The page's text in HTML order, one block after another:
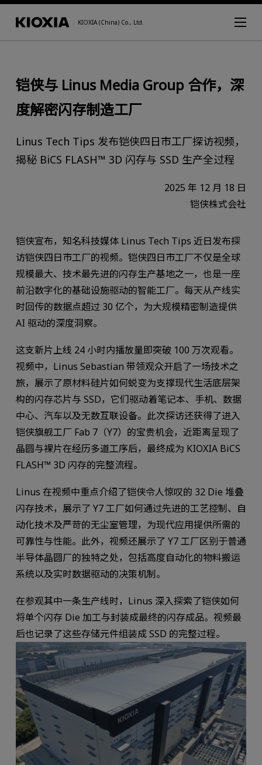
KIOXIA (China) Co., Ltd.
铠侠与 Linus Media Group 合作，深
度解密闪存制造工厂
Linus Tech Tips 发布铠侠四日市工厂探访视频，
揭秘 BiCS FLASH™ 3D 闪存与 SSD 生产全过程
2025 年 12 月 18 日
铠侠株式会社
铠侠宣布，知名科技媒体 Linus Tech Tips 近日发布探
访铠侠四日市工厂的视频。铠侠四日市工厂不仅是全球
规模最大、技术最先进的闪存生产基地之一，也是一座
前沿数字化的基础设施驱动的智能工厂。每天从产线实
时回传的数据点超过 30 亿个，为大规模精密制造提供
AI 驱动的深度洞察。
这支新片上线 24 小时内播放量即突破 100 万次观看。
视频中，Linus Sebastian 带领观众开启了一场技术之
旅，展示了原材料硅片如何蜕变为支撑现代生活底层架
构的闪存芯片与 SSD，它们驱动着笔记本、手机、数据
中心、汽车以及无数互联设备。此次探访还获得了进入
铠侠旗舰工厂 Fab 7（Y7）的宝贵机会，近距离呈现了
晶圆与裸片在经历多道工序后，最终成为 KIOXIA BiCS
FLASH™ 3D 闪存的完整流程。
Linus 在视频中重点介绍了铠侠令人惊叹的 32 Die 堆叠
闪存技术，展示了 Y7 工厂如何通过先进的工艺控制、自
动化技术及严苛的无尘室管理，为现代应用提供所需的
可靠性与性能。此外，视频还展示了 Y7 工厂区别于普通
半导体晶圆厂的独特之处，包括高度自动化的物料搬运
系统以及实时数据驱动的决策机制。
在参观其中一条生产线时，Linus 深入探索了铠侠如何
将单个闪存 Die 加工与封装成最终的闪存成品。视频最
后也记录了这些存储元件组装成 SSD 的完整过程。